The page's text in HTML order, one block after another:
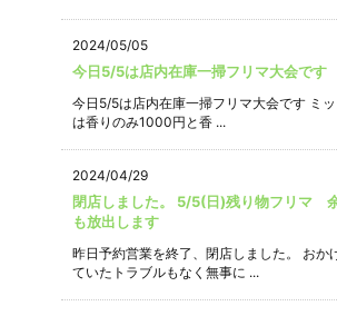
2024/05/05
今日5/5は店内在庫一掃フリマ大会です
今日5/5は店内在庫一掃フリマ大会です ミ
は香りのみ1000円と香 ...
2024/04/29
閉店しました。 5/5(日)残り物フリマ
も放出します
昨日予約営業を終了、閉店しました。 おか
ていたトラブルもなく無事に ...